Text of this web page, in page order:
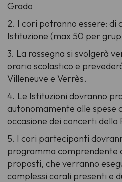
Grado
2. I cori potranno essere: di
Istituzione (max 50 per
3. La rassegna si svolgerà
orario scolastico e
Villeneuve e Verrès.
4. Le Istituzioni dovranno
autonomamente alle spese
occasione dei concerti della
5. I cori partecipanti
programma comprendente
proposti, che verranno
complessi corali presenti e